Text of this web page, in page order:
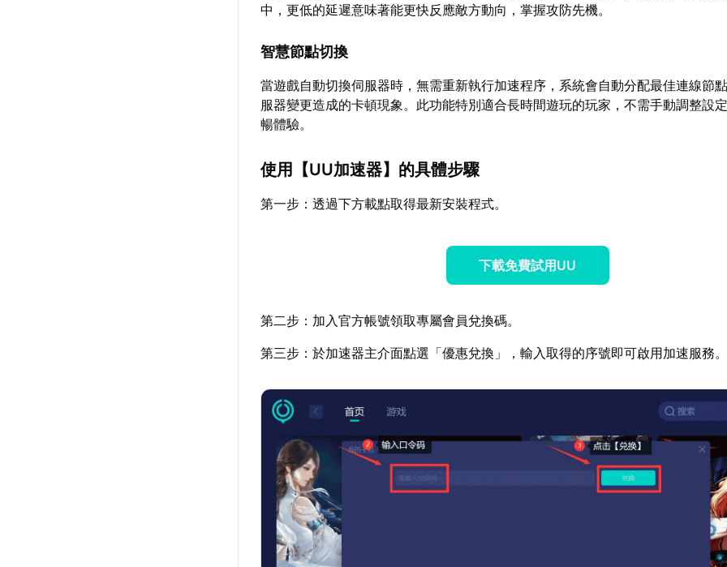
中，更低的延遲意味著能更快反應敵方動向，掌握攻防先機。
智慧節點切換
當遊戲自動切換伺服器時，無需重新執行加速程序，系統會自動分配最佳連線節
服器變更造成的卡頓現象。此功能特別適合長時間遊玩的玩家，不需手動調整設
暢體驗。
使用【UU加速器】的具體步驟
第一步：透過下方載點取得最新安裝程式。
下載免費試用UU
第二步：加入官方帳號領取專屬會員兌換碼。
第三步：於加速器主介面點選「優惠兌換」，輸入取得的序號即可啟用加速服務